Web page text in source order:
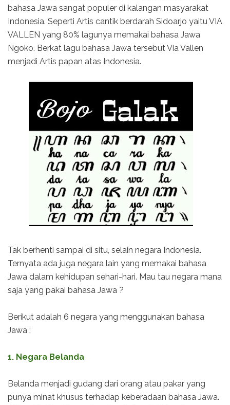
bahasa Jawa sangat populer di kalangan masyarakat
Indonesia. Seperti Artis cantik berdarah Sidoarjo yaitu VIA
VALLEN yang 80% lagunya memakai bahasa Jawa
Ngoko. Berkat lagu bahasa Jawa tersebut Via Vallen
menjadi Artis papan atas Indonesia.
Tak berhenti sampai di situ, selain negara Indonesia.
Ternyata ada juga negara lain yang memakai bahasa
Jawa dalam kehidupan sehari-hari. Mau tau negara mana
saja yang pakai bahasa Jawa ?
Berikut adalah 6 negara yang menggunakan bahasa
Jawa :
1. Negara Belanda
Belanda menjadi gudang dari orang atau pakar yang
punya minat khusus terhadap keberadaan bahasa Jawa.